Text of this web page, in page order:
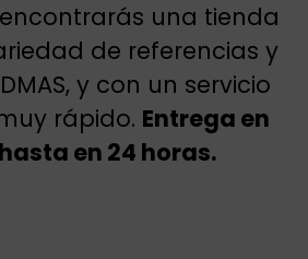
encontrarás una tienda
de referencias y
y con un servicio
rápido. Entrega en
en 24 horas.